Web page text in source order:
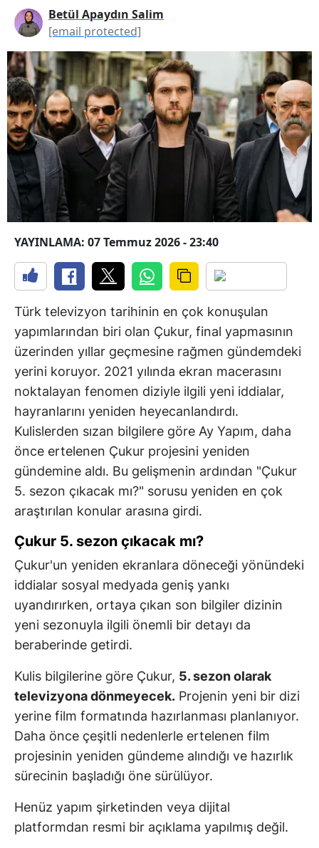
Betül Apaydın Salim
[email protected]
YAYINLAMA: 07 Temmuz 2026 - 23:40
Türk televizyon tarihinin en çok konuşulan
yapımlarından biri olan Çukur, final yapmasının
üzerinden yıllar geçmesine rağmen gündemdeki
yerini koruyor. 2021 yılında ekran macerasını
noktalayan fenomen diziyle ilgili yeni iddialar,
hayranlarını yeniden heyecanlandırdı.
Kulislerden sızan bilgilere göre Ay Yapım, daha
önce ertelenen Çukur projesini yeniden
gündemine aldı. Bu gelişmenin ardından "Çukur
5. sezon çıkacak mı?" sorusu yeniden en çok
araştırılan konular arasına girdi.
Çukur 5. sezon çıkacak mı?
Çukur'un yeniden ekranlara döneceği yönündeki
iddialar sosyal medyada geniş yankı
uyandırırken, ortaya çıkan son bilgiler dizinin
yeni sezonuyla ilgili önemli bir detayı da
beraberinde getirdi.
Kulis bilgilerine göre Çukur, 5. sezon olarak
televizyona dönmeyecek. Projenin yeni bir dizi
yerine film formatında hazırlanması planlanıyor.
Daha önce çeşitli nedenlerle ertelenen film
projesinin yeniden gündeme alındığı ve hazırlık
sürecinin başladığı öne sürülüyor.
Henüz yapım şirketinden veya dijital
platformdan resmi bir açıklama yapılmış değil.